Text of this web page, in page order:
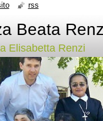
Beata
Elisabetta Renzi
rss